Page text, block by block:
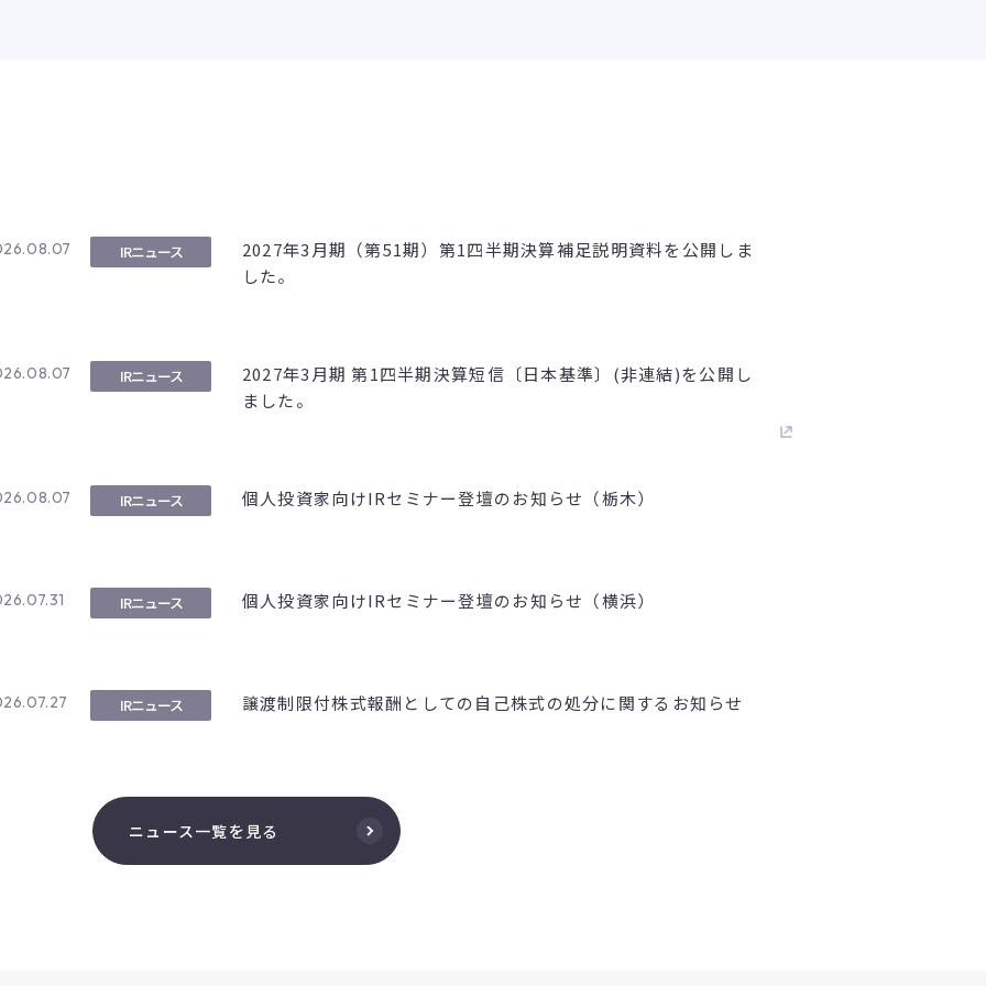
IRニュース
2027年3月期（第51期）第1四半期決算補足説明資料を公開しま
した。
IRニュース
2027年3月期 第1四半期決算短信〔日本基準〕(非連結)を公開し
ました。
IRニュース 個人投資家向けIRセミナー登壇のお知らせ（栃木）
IRニュース 個人投資家向けIRセミナー登壇のお知らせ（横浜）
IRニュース 譲渡制限付株式報酬としての自己株式の処分に関するお知らせ
ニュース一覧を見る